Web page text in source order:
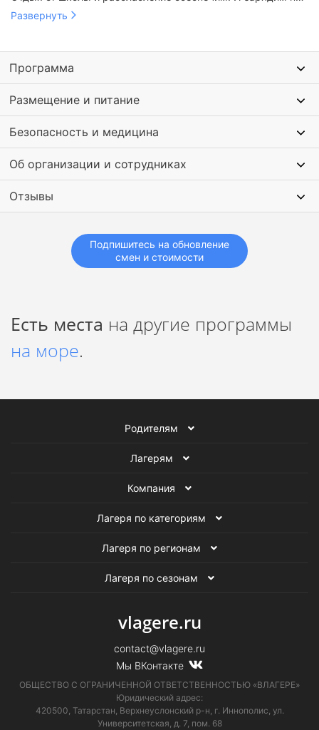
новый учебный год;)
Развернуть
Программа
Размещение и питание
Безопасность и медицина
Об организации и сотрудниках
Отзывы
Подпишитесь на обновление
смен и стоимости
Есть места на другие программы
на море.
Родителям
Лагерям
Компания
Лагеря по категориям
Лагеря по регионам
Лагеря по сезонам
vlagere.ru
contact@vlagere.ru
Мы ВКонтакте
ОБЩЕСТВО С ОГРАНИЧЕННОЙ ОТВЕТСТВЕННОСТЬЮ «ВЛАГЕРЕ»
Юридический адрес:
420500, Татарстан, Верхнеуслонский р-н, г. Иннополис, ул.
Университетская, д. 7, пом. 68